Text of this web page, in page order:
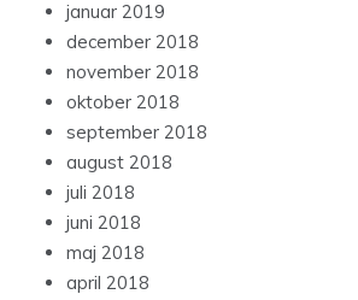
januar 2019
december 2018
november 2018
oktober 2018
september 2018
august 2018
juli 2018
juni 2018
maj 2018
april 2018